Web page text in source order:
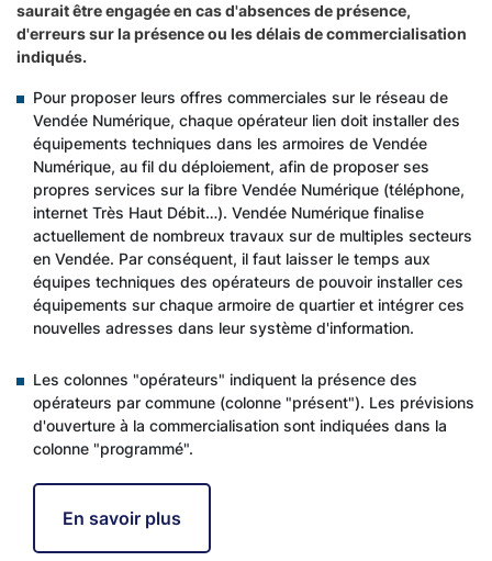
saurait être engagée en cas d'absences de présence,
d'erreurs sur la présence ou les délais de commercialisation
indiqués.
Pour proposer leurs offres commerciales sur le réseau de
Vendée Numérique, chaque opérateur lien doit installer des
équipements techniques dans les armoires de Vendée
Numérique, au fil du déploiement, afin de proposer ses
propres services sur la fibre Vendée Numérique (téléphone,
internet Très Haut Débit…). Vendée Numérique finalise
actuellement de nombreux travaux sur de multiples secteurs
en Vendée. Par conséquent, il faut laisser le temps aux
équipes techniques des opérateurs de pouvoir installer ces
équipements sur chaque armoire de quartier et intégrer ces
nouvelles adresses dans leur système d'information.
Les colonnes "opérateurs" indiquent la présence des
opérateurs par commune (colonne "présent"). Les prévisions
d'ouverture à la commercialisation sont indiquées dans la
colonne "programmé".
En savoir plus